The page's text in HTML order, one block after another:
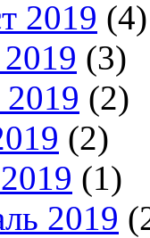
2019 (4)
(3)
(2)
(2)
(1)
2019